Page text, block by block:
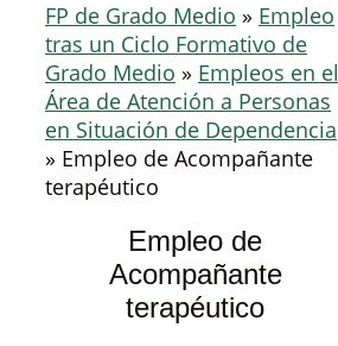
FP de Grado Medio » Empleo
tras un Ciclo Formativo de
Grado Medio » Empleos en el
Área de Atención a Personas
en Situación de Dependencia
» Empleo de Acompañante
terapéutico
Empleo de
Acompañante
terapéutico